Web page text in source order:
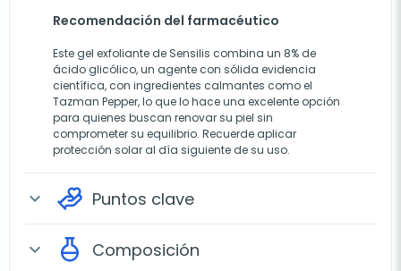
Recomendación del farmacéutico
Este gel exfoliante de Sensilis combina un 8% de
ácido glicólico, un agente con sólida evidencia
científica, con ingredientes calmantes como el
Tazman Pepper, lo que lo hace una excelente opción
para quienes buscan renovar su piel sin
comprometer su equilibrio. Recuerde aplicar
protección solar al día siguiente de su uso.
expand_more Puntos clave
expand_more Composición